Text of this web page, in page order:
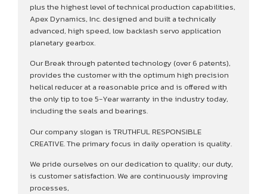
plus the highest level of technical production capabilities,
Apex Dynamics, Inc. designed and built a technically
advanced, high speed, low backlash servo application
planetary gearbox.
Our Break through patented technology (over 6 patents),
provides the customer with the optimum high precision
helical reducer at a reasonable price and is offered with
the only tip to toe 5-Year warranty in the industry today,
including the seals and bearings.
Our company slogan is TRUTHFUL RESPONSIBLE
CREATIVE. The primary focus in daily operation is quality.
We pride ourselves on our dedication to quality; our duty,
is customer satisfaction. We are continuously improving
processes,